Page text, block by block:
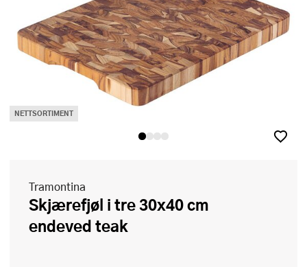
NETTSORTIMENT
Tramontina
Skjærefjøl i tre 30x40 cm
endeved teak